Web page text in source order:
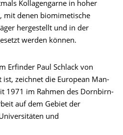
Kollagengarne in hoher
mit denen biomimetische
hergestellt und in der
werden können.
Erfinder Paul Schlack von
zeichnet die European Man-
1971 im Rahmen des Dornbirn-
auf dem Gebiet der
und